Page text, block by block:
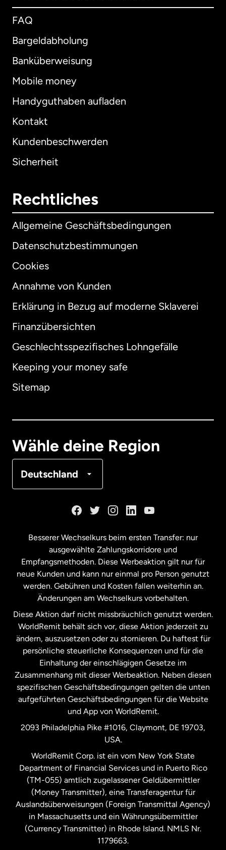
FAQ
Bargeldabholung
Banküberweisung
Mobile money
Handyguthaben aufladen
Kontakt
Kundenbeschwerden
Sicherheit
Rechtliches
Allgemeine Geschäftsbedingungen
Datenschutzbestimmungen
Cookies
Annahme von Kunden
Erklärung in Bezug auf moderne Sklaverei
Finanzübersichten
Geschlechtsspezifisches Lohngefälle
Keeping your money safe
Sitemap
Wähle deine Region
Deutschland
International English
Australien
Malaysia
Neuseeland
Niederlande
Schweden
Spanien
Vereinigte Staaten English
Vereinigte Staaten
Vereinigtes Königreich
Besserer Wechselkurs beim ersten Transfer: nur
ausgewählte Zahlungskorridore und
Empfangsmethoden. Diese Werbeaktion gilt nur für
neue Kunden und kann nur einmal pro Person genutzt
werden. Gebühren und Kosten fallen weiterhin an.
Änderungen am Wechselkurs vorbehalten.
Diese Aktion darf nicht missbräuchlich genutzt werden.
WorldRemit behält sich vor, diese Aktion jederzeit zu
ändern, auszusetzen oder zu stornieren. Du haftest für
persönliche steuerliche Konsequenzen und für die
Einhaltung der einschlägigen Gesetze im
Zusammenhang mit dieser Werbeaktion. Neben diesen
spezifischen Geschäftsbedingungen gelten die unten
aufgeführten Geschäftsbedingungen für die Website
und App von WorldRemit.
2093 Philadelphia Pike #1016, Claymont, DE 19703,
USA.
WorldRemit Corp. ist ein vom New York State
Department of Financial Services und in Puerto Rico
(TM-055) amtlich zugelassener Geldübermittler
(Money Transmitter), eine Transferagentur für
Auslandsüberweisungen (Foreign Transmittal Agency)
in Massachusetts und ein Währungsübermittler
(Currency Transmitter) in Rhode Island. NMLS Nr.
1179663.